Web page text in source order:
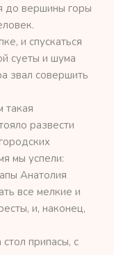
до вершины горы
и спускаться
суеты и шума
звал совершить
такая
развести
мы успели:
Анатолия
все мелкие и
и, наконец,
припасы, с